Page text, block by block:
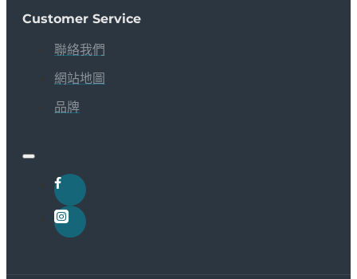
Customer Service
聯絡我們
網站地圖
品牌